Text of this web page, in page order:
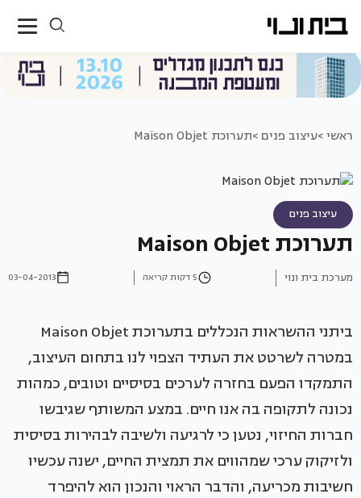
ראשי >עיצוב פנים >תערוכת Maison Objet
עיצוב פנים
תערוכת Maison Objet
מערכת בית ונוי 5 דקות קריאה 03-04-2013
ביתני ההשראות הנכללים בתערוכת Maison Objet
במטרה לשרטט את העתיד הצפוי לנו בתחום העיצוב,
התמקדו הפעם בחזרה לערכים בסיסיים וטובים, כמהות
נכונה לתקופה בה אנו חיים. במצע המשותף שגיבשו
חברות החיזוי, נטען כי לרגיעה ולשיבה לבהירות בסיסית
ולזיקוק ערכי שמהווים את תמצית החיים, ישנה עכשיו
חשיבות מכריעה, והדבר הראוי והנכון הוא להיפרד